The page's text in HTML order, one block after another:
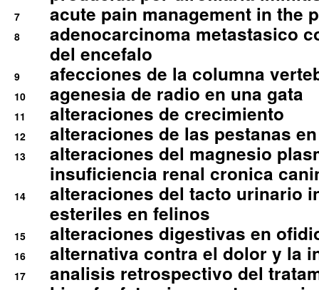
7 acute pain management in the
8
adenocarcinoma metastasico
del encefalo
9 afecciones de la columna
10 agenesia de radio en una gata
11 alteraciones de crecimiento
12 alteraciones de las pestanas
13
alteraciones del magnesio
insuficiencia renal cronica
14
alteraciones del tacto urinario
esteriles en felinos
15 alteraciones digestivas en
16 alternativa contra el dolor y la
17
analisis retrospectivo del